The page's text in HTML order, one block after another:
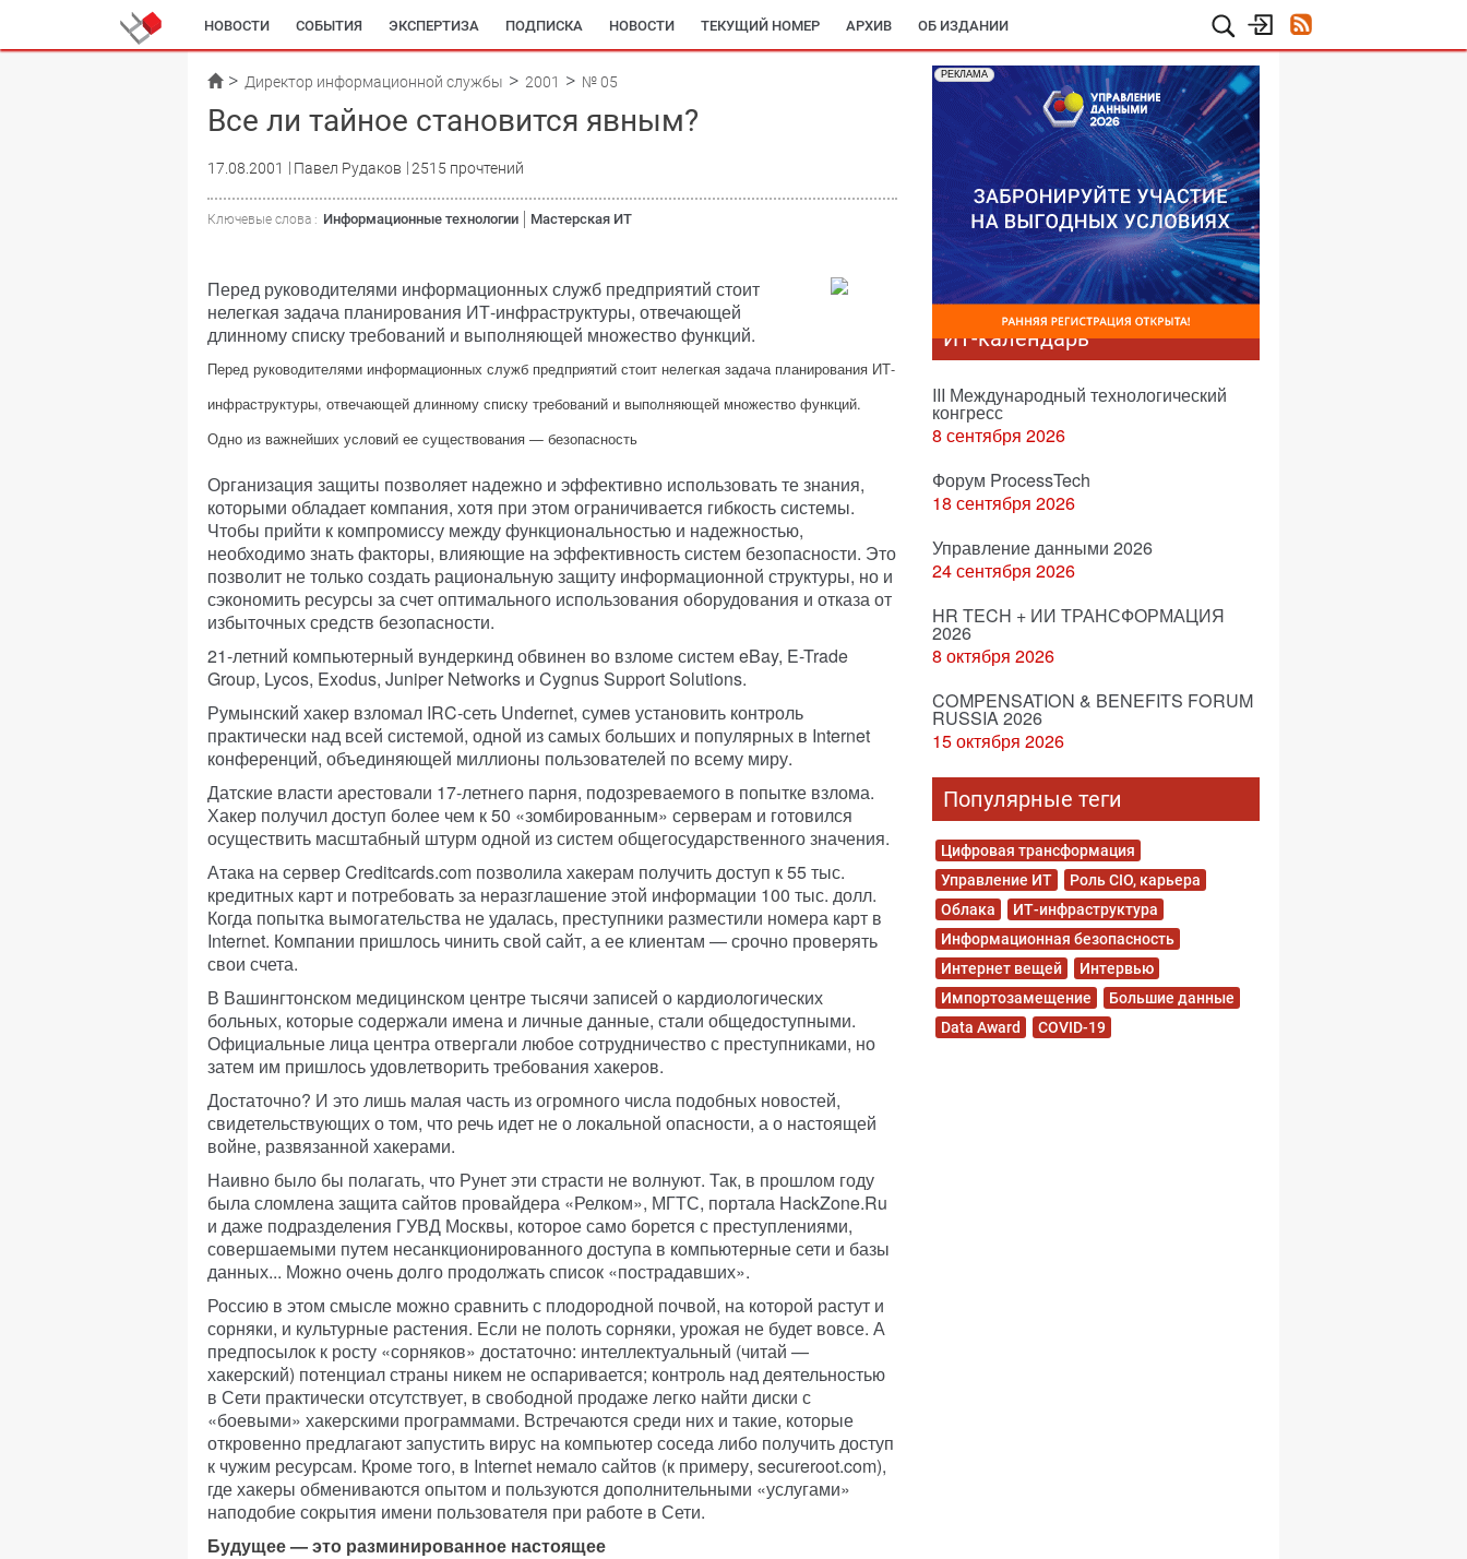
НОВОСТИ СОБЫТИЯ ЭКСПЕРТИЗА ПОДПИСКА НОВОСТИ ТЕКУЩИЙ НОМЕР АРХИВ ОБ ИЗДАНИИ
Директор информационной службы 2001 № 05
Все ли тайное становится явным?
17.08.2001 Павел Рудаков 2515 прочтений
Ключевые слова : Информационные технологии Мастерская ИТ
Перед руководителями информационных служб предприятий стоит
нелегкая задача планирования ИТ-инфраструктуры, отвечающей
длинному списку требований и выполняющей множество функций.
Перед руководителями информационных служб предприятий стоит нелегкая задача планирования ИТ-
инфраструктуры, отвечающей длинному списку требований и выполняющей множество функций.
Одно из важнейших условий ее существования — безопасность
Организация защиты позволяет надежно и эффективно использовать те знания,
которыми обладает компания, хотя при этом ограничивается гибкость системы.
Чтобы прийти к компромиссу между функциональностью и надежностью,
необходимо знать факторы, влияющие на эффективность систем безопасности. Это
позволит не только создать рациональную защиту информационной структуры, но и
сэкономить ресурсы за счет оптимального использования оборудования и отказа от
избыточных средств безопасности.
21-летний компьютерный вундеркинд обвинен во взломе систем eBay, E-Trade
Group, Lycos, Exodus, Juniper Networks и Cygnus Support Solutions.
Румынский хакер взломал IRC-сеть Undernet, сумев установить контроль
практически над всей системой, одной из самых больших и популярных в Internet
конференций, объединяющей миллионы пользователей по всему миру.
Датские власти арестовали 17-летнего парня, подозреваемого в попытке взлома.
Хакер получил доступ более чем к 50 «зомбированным» серверам и готовился
осуществить масштабный штурм одной из систем общегосударственного значения.
Атака на сервер Creditcards.com позволила хакерам получить доступ к 55 тыс.
кредитных карт и потребовать за неразглашение этой информации 100 тыс. долл.
Когда попытка вымогательства не удалась, преступники разместили номера карт в
Internet. Компании пришлось чинить свой сайт, а ее клиентам — срочно проверять
свои счета.
В Вашингтонском медицинском центре тысячи записей о кардиологических
больных, которые содержали имена и личные данные, стали общедоступными.
Официальные лица центра отвергали любое сотрудничество с преступниками, но
затем им пришлось удовлетворить требования хакеров.
Достаточно? И это лишь малая часть из огромного числа подобных новостей,
свидетельствующих о том, что речь идет не о локальной опасности, а о настоящей
войне, развязанной хакерами.
Наивно было бы полагать, что Рунет эти страсти не волнуют. Так, в прошлом году
была сломлена защита сайтов провайдера «Релком», МГТС, портала HackZone.Ru
и даже подразделения ГУВД Москвы, которое само борется с преступлениями,
совершаемыми путем несанкционированного доступа в компьютерные сети и базы
данных... Можно очень долго продолжать список «пострадавших».
Россию в этом смысле можно сравнить с плодородной почвой, на которой растут и
сорняки, и культурные растения. Если не полоть сорняки, урожая не будет вовсе. А
предпосылок к росту «сорняков» достаточно: интеллектуальный (читай —
хакерский) потенциал страны никем не оспаривается; контроль над деятельностью
в Сети практически отсутствует, в свободной продаже легко найти диски с
«боевыми» хакерскими программами. Встречаются среди них и такие, которые
откровенно предлагают запустить вирус на компьютер соседа либо получить доступ
к чужим ресурсам. Кроме того, в Internet немало сайтов (к примеру, secureroot.com),
где хакеры обмениваются опытом и пользуются дополнительными «услугами»
наподобие сокрытия имени пользователя при работе в Сети.
Будущее — это разминированное настоящее
РЕКЛАМА
ИТ-календарь
III Международный технологический
конгресс
8 сентября 2026
Форум ProcessTech
18 сентября 2026
Управление данными 2026
24 сентября 2026
HR TECH + ИИ ТРАНСФОРМАЦИЯ
2026
8 октября 2026
COMPENSATION & BENEFITS FORUM
RUSSIA 2026
15 октября 2026
Популярные теги
Цифровая трансформация
Управление ИТ
Роль CIO, карьера
Облака
ИТ-инфраструктура
Информационная безопасность
Интернет вещей
Интервью
Импортозамещение
Большие данные
Data Award
COVID-19